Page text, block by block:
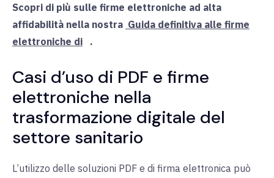
Scopri di più sulle firme elettroniche ad alta
affidabilità nella nostra Guida definitiva alle firme
elettroniche di
.
Casi d’uso di PDF e firme
elettroniche nella
trasformazione digitale del
settore sanitario
L’utilizzo delle soluzioni PDF e di firma elettronica può